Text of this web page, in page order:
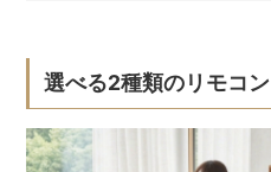
選べる2種類のリモコン